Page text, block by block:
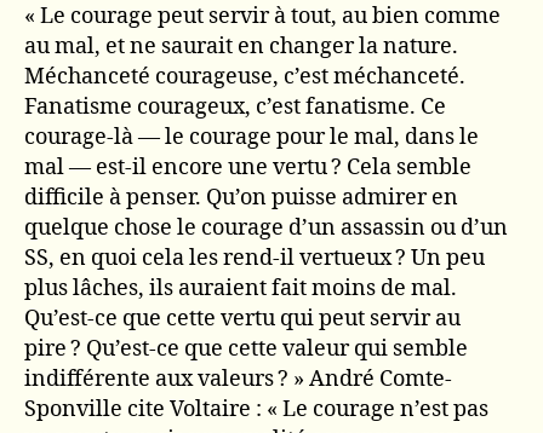
« Le courage peut servir à tout, au bien comme
au mal, et ne saurait en changer la nature.
Méchanceté courageuse, c’est méchanceté.
Fanatisme courageux, c’est fanatisme. Ce
courage-là — le courage pour le mal, dans le
mal — est-il encore une vertu ? Cela semble
difficile à penser. Qu’on puisse admirer en
quelque chose le courage d’un assassin ou d’un
SS, en quoi cela les rend-il vertueux ? Un peu
plus lâches, ils auraient fait moins de mal.
Qu’est-ce que cette vertu qui peut servir au
pire ? Qu’est-ce que cette valeur qui semble
indifférente aux valeurs ? » André Comte-
Sponville cite Voltaire : « Le courage n’est pas